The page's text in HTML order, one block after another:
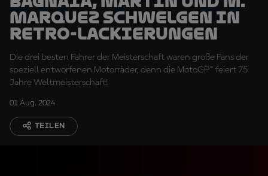
Marquez schwelgen in
Retro-Lackierungen
Die drei besten Fahrer der Meisterschaft waren große Fans der
speziell entworfenen Motorräder, denn die MotoGP™ feiert 75
Jahre Weltmeisterschaft!
01 Aug. 2024
TEILEN